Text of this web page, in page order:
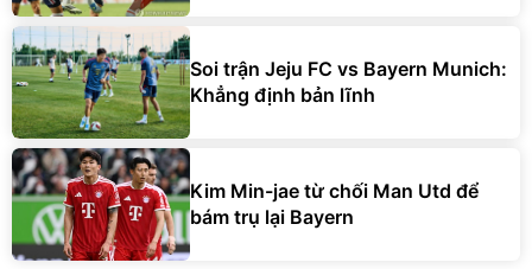
Soi trận Jeju FC vs Bayern Munich:
Khẳng định bản lĩnh
Kim Min-jae từ chối Man Utd để
bám trụ lại Bayern